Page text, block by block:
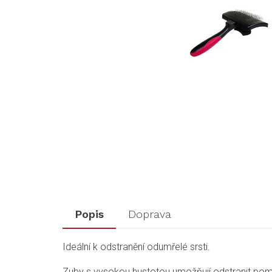
Popis Doprava
Ideální k odstranění odumřelé srsti.